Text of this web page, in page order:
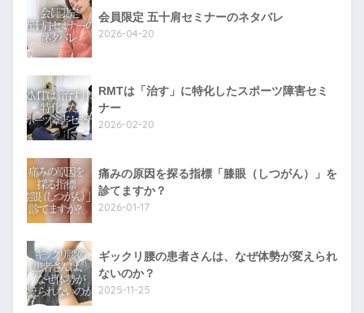
会員限定 五十肩セミナーのネタバレ
2026-04-20
RMTは「治す」に特化したスポーツ障害セミ
ナー
2026-02-20
痛みの原因を探る指標「膝眼（しつがん）」を
診てますか？
2026-01-17
ギックリ腰の患者さんは、なぜ体勢が変えられ
ないのか？
2025-11-25